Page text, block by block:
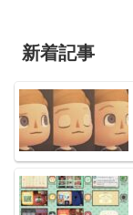
新着記事